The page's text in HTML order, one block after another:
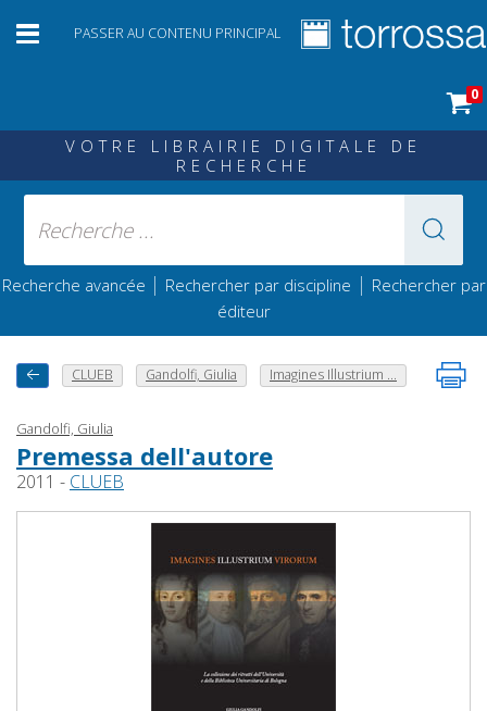
PASSER AU CONTENU PRINCIPAL
0
VOTRE LIBRAIRIE DIGITALE DE
RECHERCHE
Recherche avancée | Rechercher par discipline | Rechercher par
éditeur
CLUEB Gandolfi, Giulia Imagines Illustrium ...
Gandolfi, Giulia
Premessa dell'autore
2011 - CLUEB